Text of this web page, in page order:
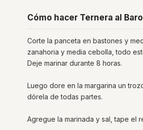
Cómo hacer Ternera al
Corte la panceta en bastones y
zanahoria y media cebolla, todo
Deje marinar durante 8 horas.
Luego dore en la margarina un
dórela de todas partes.
Agregue la marinada y sal, tape el